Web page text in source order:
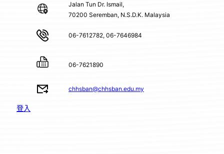
Jalan Tun Dr. Ismail,
70200 Seremban, N.S.D.K. Malaysia
06-7612782, 06-7646984
06-7621890
chhsban@chhsban.edu.my
登入